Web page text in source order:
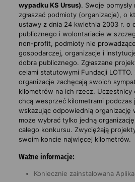
wypadku KS Ursus). Swoje
zgłaszać podmioty (organizacje), o
ustawy z dnia 24 kwietnia 2003 r. o
publicznego i wolontariacie w
non-profit, podmioty nie prowadzące
gospodarczej, organizacje i
dobra publicznego. Zgłaszane
celami statutowymi Fundacji
organizacje zachęcają swoich
kilometrów na ich rzecz. Uczestnicy
chcą wesprzeć kilometrami podczas
wskazując odpowiednią organizację
może wybrać tylko jedną
całego konkursu. Zwyciężają
swoim koncie najwięcej kilometrów.
Ważne informacje:
Koniecznie zainstalowana